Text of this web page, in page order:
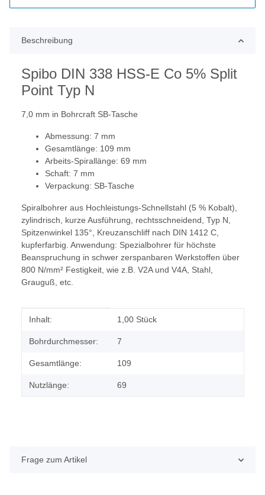
Beschreibung
Spibo DIN 338 HSS-E Co 5% Split
Point Typ N
7,0 mm in Bohrcraft SB-Tasche
Abmessung: 7 mm
Gesamtlänge: 109 mm
Arbeits-Spirallänge: 69 mm
Schaft: 7 mm
Verpackung: SB-Tasche
Spiralbohrer aus Hochleistungs-Schnellstahl (5 % Kobalt),
zylindrisch, kurze Ausführung, rechtsschneidend, Typ N,
Spitzenwinkel 135°, Kreuzanschliff nach DIN 1412 C,
kupferfarbig. Anwendung: Spezialbohrer für höchste
Beanspruchung in schwer zerspanbaren Werkstoffen über
800 N/mm² Festigkeit, wie z.B. V2A und V4A, Stahl,
Grauguß, etc.
Produkteigenschaft
Wert
Inhalt: 1,00 Stück
Bohrdurchmesser: 7
Gesamtlänge: 109
Nutzlänge: 69
Frage zum Artikel